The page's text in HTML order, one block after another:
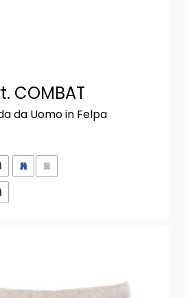
COMBAT
da Uomo in Felpa